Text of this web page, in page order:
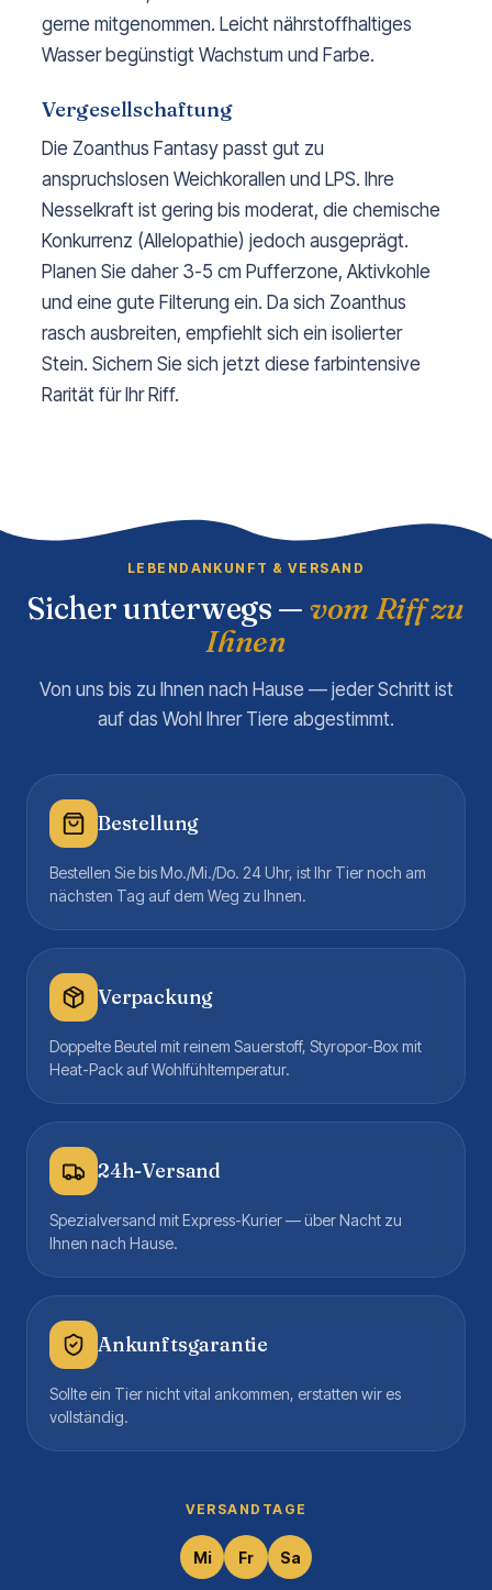
gerne mitgenommen. Leicht nährstoffhaltiges
Wasser begünstigt Wachstum und Farbe.
Vergesellschaftung
Die Zoanthus Fantasy passt gut zu
anspruchslosen Weichkorallen und LPS. Ihre
Nesselkraft ist gering bis moderat, die chemische
Konkurrenz (Allelopathie) jedoch ausgeprägt.
Planen Sie daher 3-5 cm Pufferzone, Aktivkohle
und eine gute Filterung ein. Da sich Zoanthus
rasch ausbreiten, empfiehlt sich ein isolierter
Stein. Sichern Sie sich jetzt diese farbintensive
Rarität für Ihr Riff.
LEBENDANKUNFT & VERSAND
Sicher unterwegs — vom Riff zu
Ihnen
Von uns bis zu Ihnen nach Hause — jeder Schritt ist
auf das Wohl Ihrer Tiere abgestimmt.
Bestellung
Bestellen Sie bis Mo./Mi./Do. 24 Uhr, ist Ihr Tier noch am
nächsten Tag auf dem Weg zu Ihnen.
Verpackung
Doppelte Beutel mit reinem Sauerstoff, Styropor-Box mit
Heat-Pack auf Wohlfühltemperatur.
24h-Versand
Spezialversand mit Express-Kurier — über Nacht zu
Ihnen nach Hause.
Ankunftsgarantie
Sollte ein Tier nicht vital ankommen, erstatten wir es
vollständig.
VERSANDTAGE
Mi Fr Sa